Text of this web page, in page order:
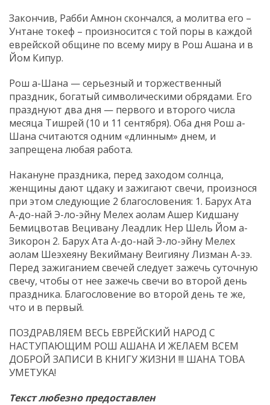
Закончив, Рабби Амнон скончался, а молитва его –
Унтане токеф – произносится с той поры в каждой
еврейской общине по всему миру в Рош Ашана и в
Йом Кипур.
Рош а-Шана — серьезный и торжественный
праздник, богатый символическими обрядами. Его
празднуют два дня — первого и второго числа
месяца Тишрей (10 и 11 сентября). Оба дня Рош а-
Шана считаются одним «длинным» днем, и
запрещена любая работа.
Накануне праздника, перед заходом солнца,
женщины дают цдаку и зажигают свечи, произнося
при этом следующие 2 благословения: 1. Барух Ата
А-до-най Э-ло-эйну Мелех аолам Ашер Кидшану
Бемицвотав Вецивану Леадлик Нер Шель Йом а-
Зикорон 2. Барух Ата А-до-най Э-ло-эйну Мелех
аолам Шеэхеяну Векийману Веигияну Лизман А-зэ.
Перед зажиганием свечей следует зажечь суточную
свечу, чтобы от нее зажечь свечи во второй день
праздника. Благословение во второй день те же,
что и в первый.
ПОЗДРАВЛЯЕМ ВЕСЬ ЕВРЕЙСКИЙ НАРОД С
НАСТУПАЮЩИМ РОШ АШАНА И ЖЕЛАЕМ ВСЕМ
ДОБРОЙ ЗАПИСИ В КНИГУ ЖИЗНИ !!! ШАНА ТОВА
УМЕТУКА!
Текст любезно предоставлен